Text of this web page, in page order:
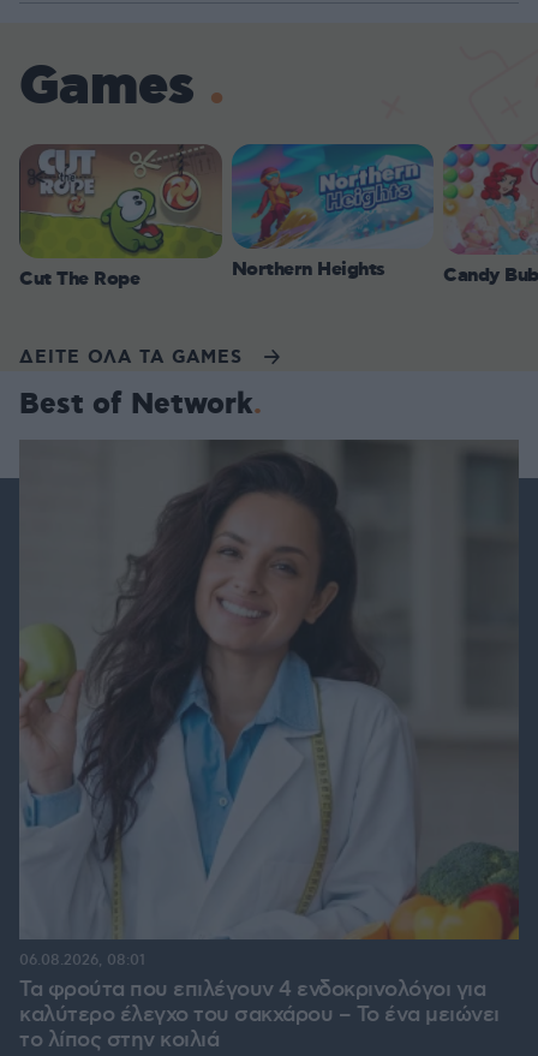
Games
Cut The Rope Northern Heights Candy
ΔΕΙΤΕ ΟΛΑ ΤΑ GAMES
Best of Network
Τα φρούτα που επιλέγουν 4 ενδοκρινολόγοι για
καλύτερο έλεγχο του σακχάρου – Το ένα μειώνει
το λίπος στην κοιλιά
06.08.2026, 08:01